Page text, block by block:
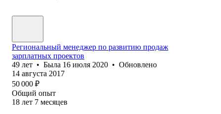
Региональный менеджер по развитию продаж
зарплатных проектов
49 лет • Была 16 июля 2020 • Обновлено
14 августа 2017
50 000 ₽
Общий опыт
18 лет 7 месяцев